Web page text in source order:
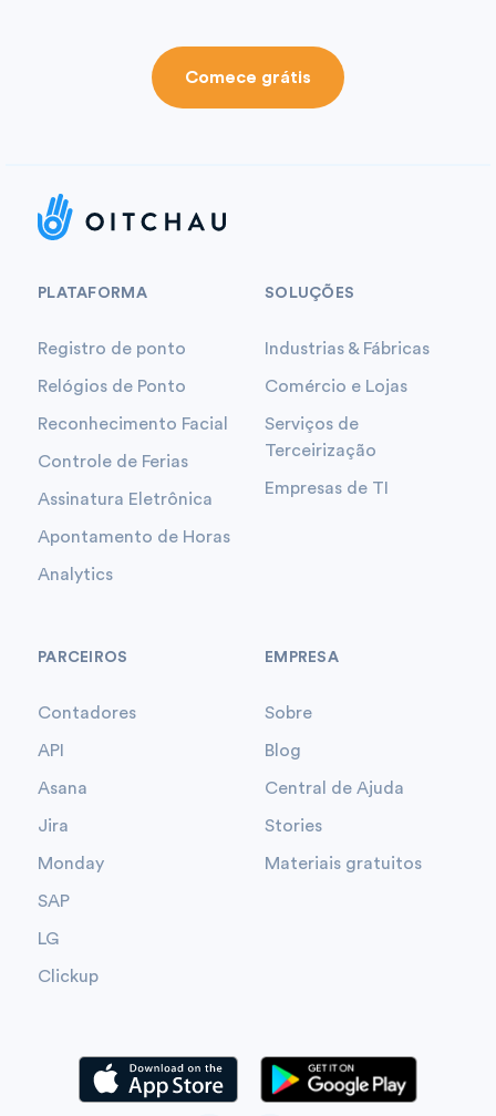
Comece grátis
PLATAFORMA
Registro de ponto
Relógios de Ponto
Reconhecimento Facial
Controle de Ferias
Assinatura Eletrônica
Apontamento de Horas
Analytics
SOLUÇÕES
Industrias & Fábricas
Comércio e Lojas
Serviços de
Terceirização
Empresas de TI
PARCEIROS
Contadores
API
Asana
Jira
Monday
SAP
LG
Clickup
EMPRESA
Sobre
Blog
Central de Ajuda
Stories
Materiais gratuitos